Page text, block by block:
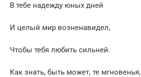
В тебе надежду юных дней
И целый мир возненавидел,
Чтобы тебя любить сильней.
Как знать, быть может, те мгновенья,